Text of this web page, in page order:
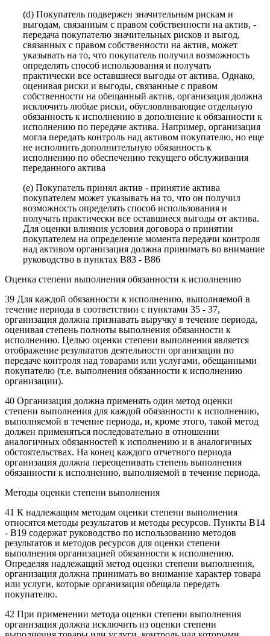
(d) Покупатель подвержен значительным рискам и
выгодам, связанным с правом собственности на актив, -
передача покупателю значительных рисков и выгод,
связанных с правом собственности на актив, может
указывать на то, что покупатель получил возможность
определять способ использования и получать
практически все оставшиеся выгоды от актива. Однако,
оценивая риски и выгоды, связанные с правом
собственности на обещанный актив, организация должна
исключить любые риски, обусловливающие отдельную
обязанность к исполнению в дополнение к обязанности к
исполнению по передаче актива. Например, организация
могла передать контроль над активом покупателю, но еще
не исполнить дополнительную обязанность к
исполнению по обеспечению текущего обслуживания
переданного актива
(e) Покупатель принял актив - принятие актива
покупателем может указывать на то, что он получил
возможность определять способ использования и
получать практически все оставшиеся выгоды от актива.
Для оценки влияния условия договора о принятии
покупателем на определение момента передачи контроля
над активом организация должна принимать во внимание
руководство в пунктах B83 - B86
Оценка степени выполнения обязанности к исполнению
39 Для каждой обязанности к исполнению, выполняемой в
течение периода в соответствии с пунктами 35 - 37,
организация должна признавать выручку в течение периода,
оценивая степень полноты выполнения обязанности к
исполнению. Целью оценки степени выполнения является
отображение результатов деятельности организации по
передаче контроля над товарами или услугами, обещанными
покупателю (т.е. выполнения обязанности к исполнению
организации).
40 Организация должна применять один метод оценки
степени выполнения для каждой обязанности к исполнению,
выполняемой в течение периода, и, кроме этого, такой метод
должен применяться последовательно в отношении
аналогичных обязанностей к исполнению и в аналогичных
обстоятельствах. На конец каждого отчетного периода
организация должна переоценивать степень выполнения
обязанности к исполнению, выполняемой в течение периода.
Методы оценки степени выполнения
41 К надлежащим методам оценки степени выполнения
относятся методы результатов и методы ресурсов. Пункты B14
- B19 содержат руководство по использованию методов
результатов и методов ресурсов для оценки степени
выполнения организацией обязанности к исполнению.
Определяя надлежащий метод оценки степени выполнения,
организация должна принимать во внимание характер товара
или услуги, которые организация обещала передать
покупателю.
42 При применении метода оценки степени выполнения
организация должна исключить из оценки степени